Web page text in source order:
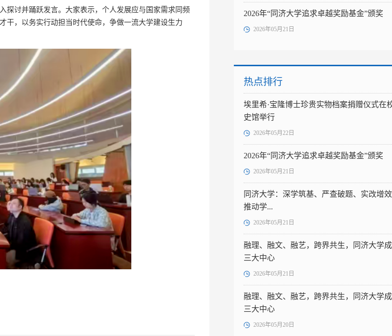
探讨并踊跃发言。大家表示，个人发展应与国家需求同频
干，以务实行动担当时代使命，争做一流大学建设生力
2026年“同济大学追求卓越奖励基金”颁奖
2026年05月21日
热点排行
埃里希·宝隆博士珍贵实物档案捐赠仪式在
史馆举行
2026年05月22日
2026年“同济大学追求卓越奖励基金”颁奖
2026年05月21日
同济大学：深学筑基、严查破题、实改增
推动学...
2026年05月21日
融理、融文、融艺，跨界共生，同济大学
三大中心
2026年05月21日
融理、融文、融艺，跨界共生，同济大学
三大中心
2026年05月20日